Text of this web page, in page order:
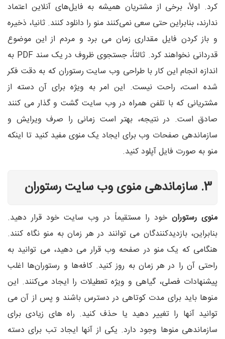
کرد. اولاً، برخی از مشتریان همیشه به فایل‌های آنلاین اعتماد
ندارند، بنابراین حتی سعی نمی‌کنند منو را دانلود کنند. ثانیا، ذخیره
و باز کردن فایل مقداری زمان می برد و مردم از این موضوع
قدردانی نخواهند کرد. ثالثاً، جستجوی ظروف در یک سند PDF به
اندازه انجام این کار با طراحی وب سایت رستوران که به دقت فکر
شده است، راحت نیست. این امر به ویژه برای آن دسته از
مشتریانی که با تلفن همراه در وب سایت گشت و گذار می کنند
صادق است. در نتیجه، بهتر است زمانی را صرف ویرایش و
سازماندهی صفحات وب برای ایجاد یک منوی مفید کنید تا اینکه
منو به صورت فایل آپلود کنید.
3. سازماندهی منوی وب سایت رستوران
منوی رستوران خود را مستقیماً در وب سایت خود قرار دهید.
بنابراین، بازدیدکنندگان می توانند در هر زمان به منو نگاه کنند.
هنگامی که یک منو در صفحه وب قرار می دهید، می توانید به
راحتی آن را در هر زمان به روز کنید. کافه‌ها و رستوران‌ها اغلب
پیشنهادات فصلی، گیاهی و ویژه تعطیلات را ایجاد می‌کنند. این
منوها باید برای مدت کوتاهی در دسترس باشند و پس از آن می
توانید آنها را تغییر دهید یا حذف کنید. راه های زیادی برای
سازماندهی منوها وجود دارد. یکی از آنها ایجاد تب برای دسته